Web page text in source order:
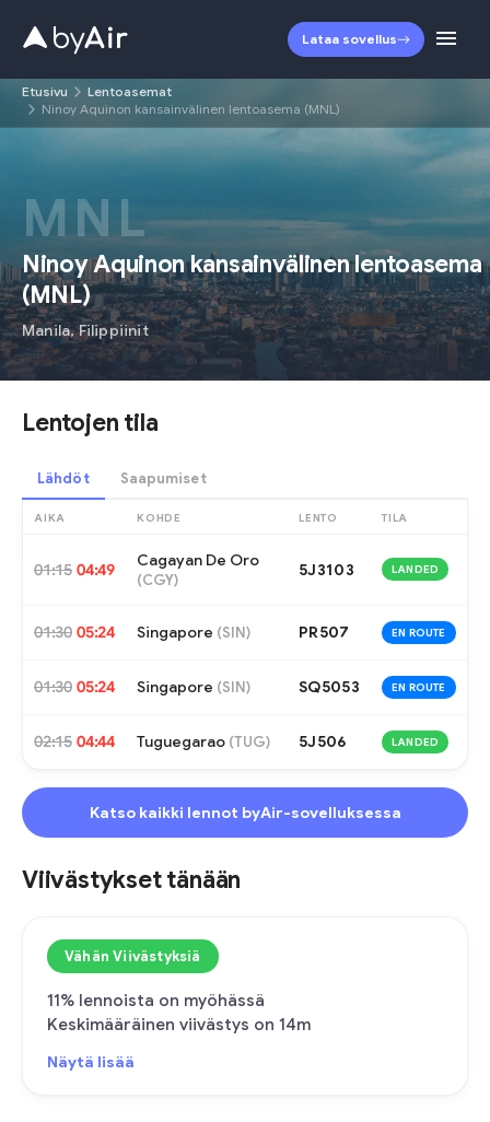
Lataa sovellus
Etusivu
Lentoasemat
Ninoy Aquinon kansainvälinen lentoasema (MNL)
MNL
Ninoy Aquinon kansainvälinen lentoasema
(MNL)
Manila,Filippiinit
Lentojen tila
Lähdöt Saapumiset
AIKA KOHDE LENTO TILA
01:15 04:49 Cagayan De Oro
(CGY)
5J3103 LANDED
01:30 05:24 Singapore (SIN) PR507 EN ROUTE
01:30 05:24 Singapore (SIN) SQ5053 EN ROUTE
02:15 04:44 Tuguegarao (TUG) 5J506 LANDED
Katso kaikki lennot byAir-sovelluksessa
Viivästykset tänään
Vähän Viivästyksiä
11% lennoista on myöhässä
Keskimääräinen viivästys on 14m
Näytä lisää